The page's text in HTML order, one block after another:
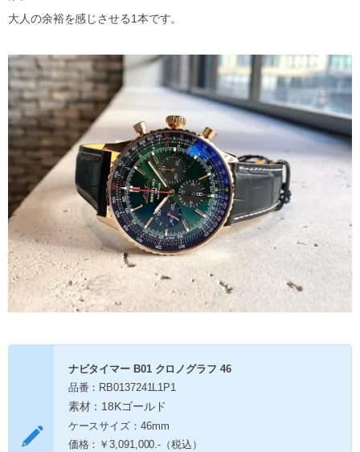
大人の余裕を感じさせる1本です。
ナビタイマー B01 クロノグラフ 46
品番：RB0137241L1P1
素材：18Kゴールド
ケースサイズ：46mm
価格：￥3,091,000.-（税込）